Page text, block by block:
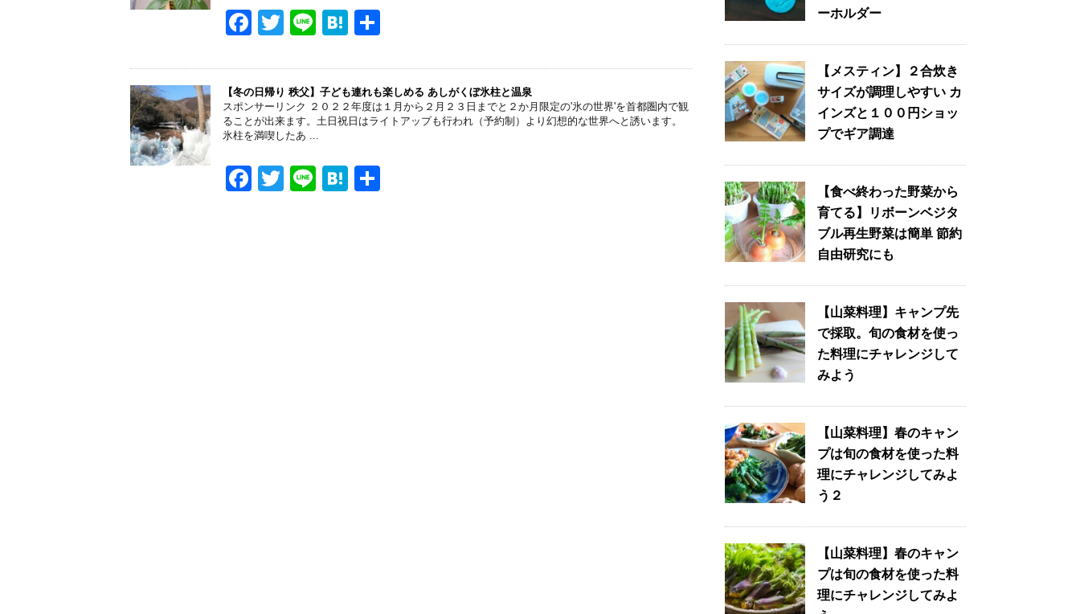
oF
c
e
b
o
T
tt
er
Li
e
H
e
n
a
【冬の日帰り 秩父】子ども連れも楽しめる あしがくぼ氷柱と温泉
スポンサーリンク ２０２２年度は１月から２月２３日までと２か月限定の'氷の世界'を首都圏内で観
ることが出来ます。土日祝日はライトアップも行われ（予約制）より幻想的な世界へと誘います。
氷柱を満喫したあ ...
F
T
Li
H
ーホルダー
【メスティン】２合炊き
サイズが調理しやすい カ
インズと１００円ショッ
プでギア調達
【食べ終わった野菜から
育てる】リボーンベジタ
ブル再生野菜は簡単 節約
自由研究にも
【山菜料理】キャンプ先
で採取。旬の食材を使っ
た料理にチャレンジして
みよう
【山菜料理】春のキャン
プは旬の食材を使った料
理にチャレンジしてみよ
う２
【山菜料理】春のキャン
プは旬の食材を使った料
理にチャレンジしてみよ